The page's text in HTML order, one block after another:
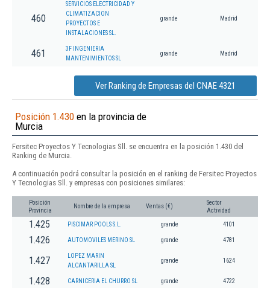
460
SERVICIOS ELECTRICIDAD Y
CLIMATIZACION
PROYECTOS E
INSTALACIONES SL.
grande Madrid
461
3F INGENIERIA
MANTENIMIENTOS SL
grande Madrid
Ver Ranking de Empresas del CNAE 4321
Posición 1.430 en la provincia de
Murcia
Fersitec Proyectos Y Tecnologias Sll. se encuentra en la posición 1.430 del
Ranking de Murcia.
A continuación podrá consultar la posición en el ranking de Fersitec Proyectos
Y Tecnologias Sll. y empresas con posiciones similares:
Posición
Provincia
Nombre de la empresa Ventas (€)
Sector
Actividad
1.425 PISCIMAR POOLS S.L. grande 4101
1.426 AUTOMOVILES MERINO SL grande 4781
1.427
LOPEZ MARIN
ALCANTARILLA SL
grande 1624
1.428 CARNICERIA EL CHURRO SL grande 4722